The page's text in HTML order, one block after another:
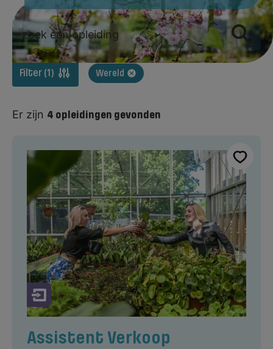
Filter (1) Wereld
Er zijn 4 opleidingen gevonden
Assistent Verkoop